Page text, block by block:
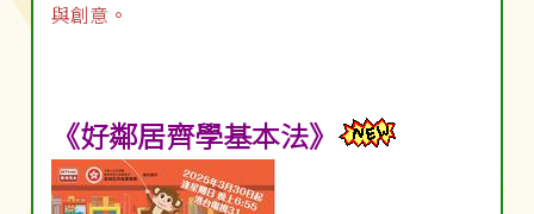
與創意。
《好鄰居齊學基本法》